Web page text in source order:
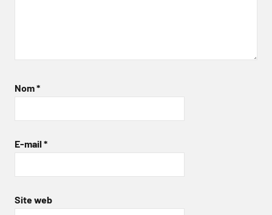
Nom*
E-mail *
Site web